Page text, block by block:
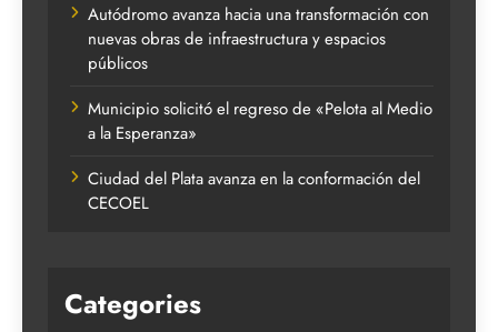
Autódromo avanza hacia una transformación con
nuevas obras de infraestructura y espacios
públicos
Municipio solicitó el regreso de «Pelota al Medio
a la Esperanza»
Ciudad del Plata avanza en la conformación del
CECOEL
Categories